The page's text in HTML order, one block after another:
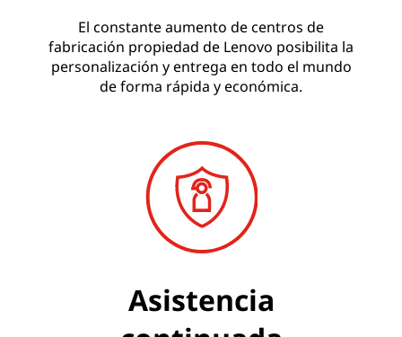
El constante aumento de centros de
fabricación propiedad de Lenovo posibilita la
personalización y entrega en todo el mundo
de forma rápida y económica.
Asistencia